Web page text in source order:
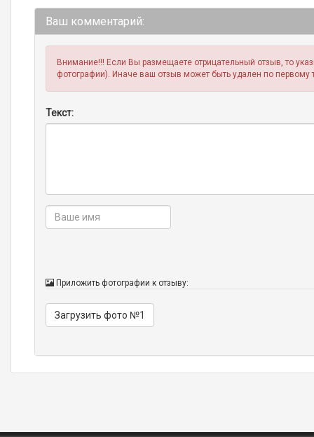
Ваш комментарий:
Внимание!!! Если Вы размещаете отрицательный отзыв, то
фотографии). Иначе ваш отзыв может быть удален по первому
Текст:
Приложить фотографии к отзыву:
Загрузить фото №1